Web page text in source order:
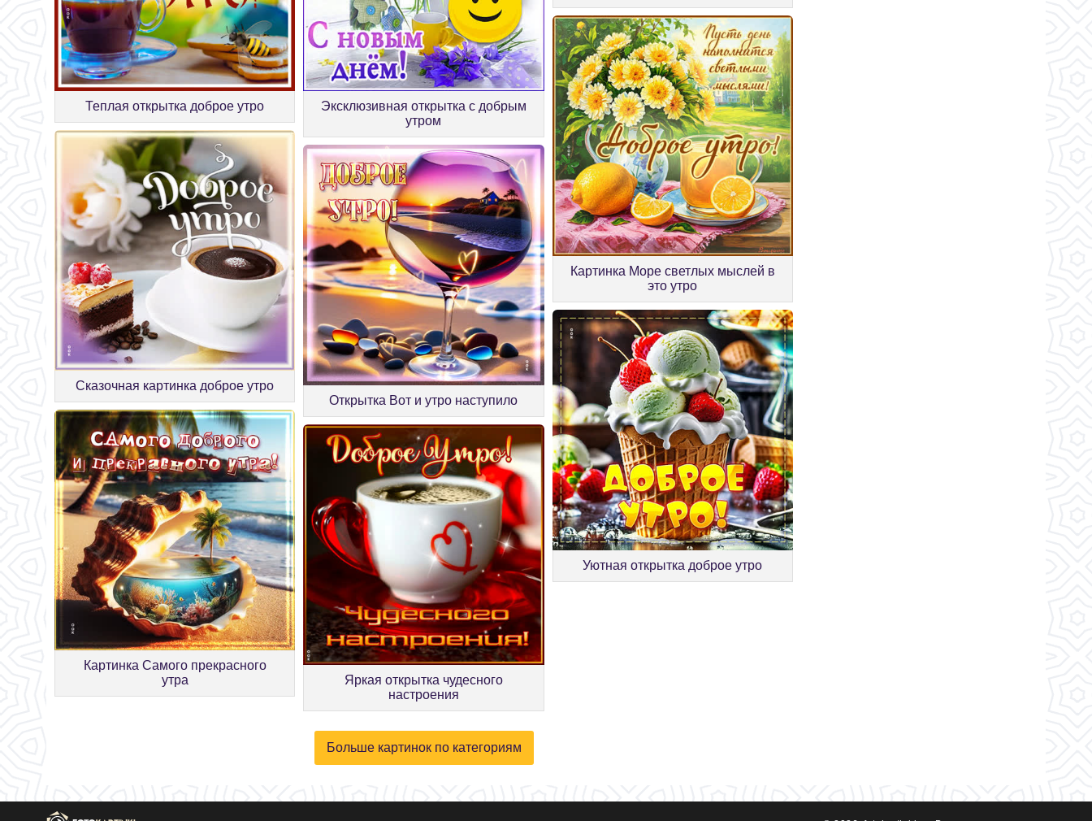
Теплая открытка доброе утро
Эксклюзивная открытка с добрым
утром
Картинка Море светлых мыслей в
это утро
Сказочная картинка доброе утро
Открытка Вот и утро наступило
Уютная открытка доброе утро
Картинка Самого прекрасного
утра
Яркая открытка чудесного
настроения
Больше картинок по категориям